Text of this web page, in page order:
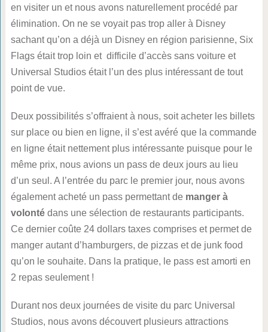
en visiter un et nous avons naturellement procédé par
élimination. On ne se voyait pas trop aller à Disney
sachant qu’on a déjà un Disney en région parisienne, Six
Flags était trop loin et difficile d’accès sans voiture et
Universal Studios était l’un des plus intéressant de tout
point de vue.
Deux possibilités s’offraient à nous, soit acheter les billets
sur place ou bien en ligne, il s’est avéré que la commande
en ligne était nettement plus intéressante puisque pour le
même prix, nous avions un pass de deux jours au lieu
d’un seul. A l’entrée du parc le premier jour, nous avons
également acheté un pass permettant de manger à
volontédans une sélection de restaurants participants.
Ce dernier coûte 24 dollars taxes comprises et permet de
manger autant d’hamburgers, de pizzas et de junk food
qu’on le souhaite. Dans la pratique, le pass est amorti en
2 repas seulement !
Durant nos deux journées de visite du parc Universal
Studios, nous avons découvert plusieurs attractions